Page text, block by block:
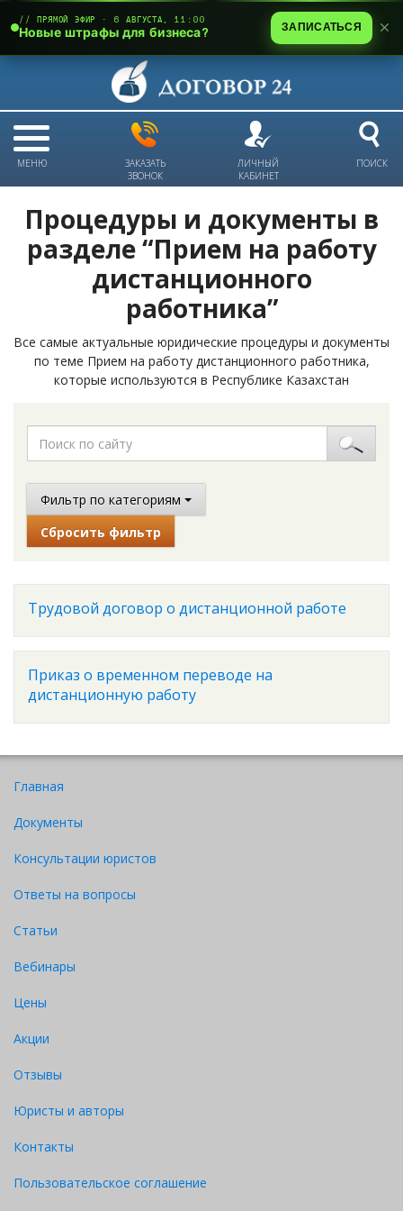
МЕНЮ
ЗАКАЗАТЬ
ЗВОНОК
ЛИЧНЫЙ
КАБИНЕТ
ПОИСК
Процедуры и документы в
разделе “Прием на работу
дистанционного
работника”
Все самые актуальные юридические процедуры и документы
по теме Прием на работу дистанционного работника,
которые используются в Республике Казахстан
Фильтр по категориям
Сбросить фильтр
Трудовой договор о дистанционной работе
Приказ о временном переводе на
дистанционную работу
Главная
Документы
Консультации юристов
Ответы на вопросы
Статьи
Вебинары
Цены
Акции
Отзывы
Юристы и авторы
Контакты
Пользовательское соглашение
// ПРЯМОЙ ЭФИР · 6 АВГУСТА, 11:00
Новые штрафы для бизнеса? ЗАПИСАТЬСЯ